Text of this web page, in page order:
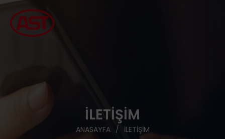
İLETIŞIM
ANASAYFA İLETIŞIM